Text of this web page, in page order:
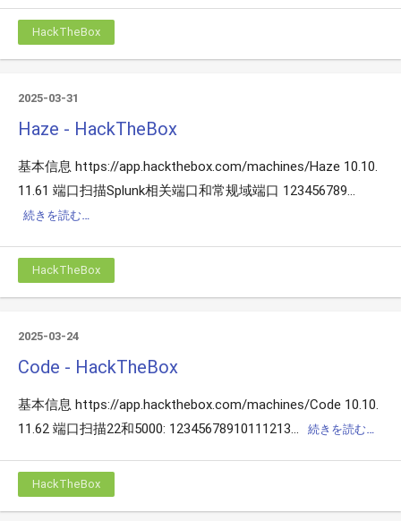
HackTheBox
2025-03-31
Haze - HackTheBox
基本信息 https://app.hackthebox.com/machines/Haze 10.10.
11.61 端口扫描Splunk相关端口和常规域端口 123456789...
続きを読む…
HackTheBox
2025-03-24
Code - HackTheBox
基本信息 https://app.hackthebox.com/machines/Code 10.10.
11.62 端口扫描22和5000: 12345678910111213...
続きを読む…
HackTheBox